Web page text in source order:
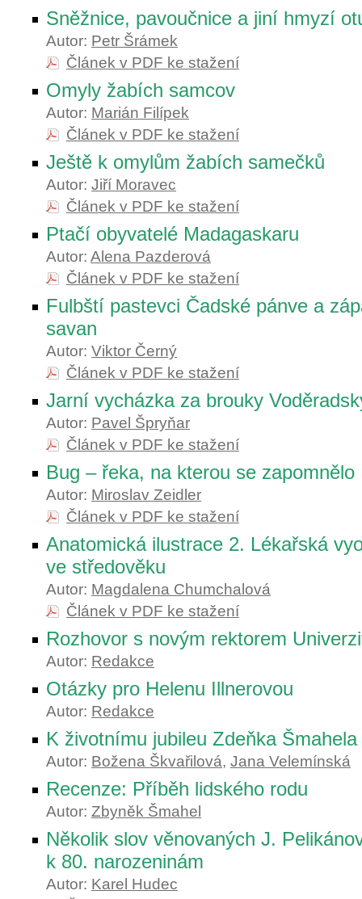
Sněžnice, pavoučnice a jiní hmyzí
Autor: Petr Šrámek
Článek v PDF ke stažení
Omyly žabích samcov
Autor: Marián Filípek
Článek v PDF ke stažení
Ještě k omylům žabích samečků
Autor: Jiří Moravec
Článek v PDF ke stažení
Ptačí obyvatelé Madagaskaru
Autor: Alena Pazderová
Článek v PDF ke stažení
Fulbští pastevci Čadské pánve a
savan
Autor: Viktor Černý
Článek v PDF ke stažení
Jarní vycházka za brouky
Autor: Pavel Špryňar
Článek v PDF ke stažení
Bug – řeka, na kterou se zapomnělo
Autor: Miroslav Zeidler
Článek v PDF ke stažení
Anatomická ilustrace 2. Lékařská
ve středověku
Autor: Magdalena Chumchalová
Článek v PDF ke stažení
Rozhovor s novým rektorem
Autor: Redakce
Otázky pro Helenu Illnerovou
Autor: Redakce
K životnímu jubileu Zdeňka Šmahela
Autor: Božena Škvařilová, Jana Velemínská
Recenze: Příběh lidského rodu
Autor: Zbyněk Šmahel
Několik slov věnovaných J.
k 80. narozeninám
Autor: Karel Hudec